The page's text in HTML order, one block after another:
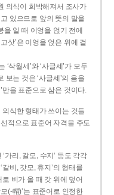
의식이 희박해져서 조사가
있으므로 앞의 뜻의 말을
을 일 때 이엉을 얹기 전에
삿’은 이엉을 얹은 위에 걸
삭월세’와 ‘사글세’가 모두
보는 것은 ‘사글세’의 음을
만을 표준으로 삼은 것이다.
식한 형태가 쓰이는 것들
적으로 표준어 자격을 주도
가리, 갈모, 수지’ 등도 각각
비, 갓모, 휴지’의 형태를
로 비가 올 때 갓 위에 덮어
(-帽)’는 표준어로 인정한